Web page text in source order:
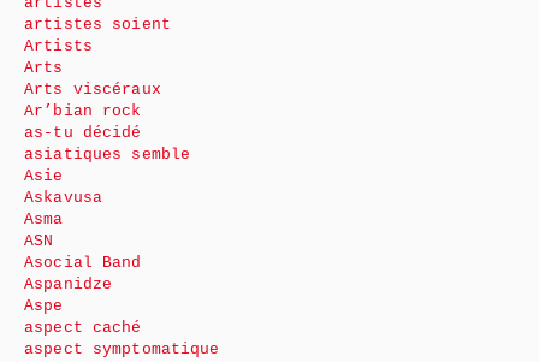
artistes soient
Artists
Arts
Arts viscéraux
Ar’bian rock
as-tu décidé
asiatiques semble
Asie
Askavusa
Asma
ASN
Asocial Band
Aspanidze
Aspe
aspect caché
aspect symptomatique